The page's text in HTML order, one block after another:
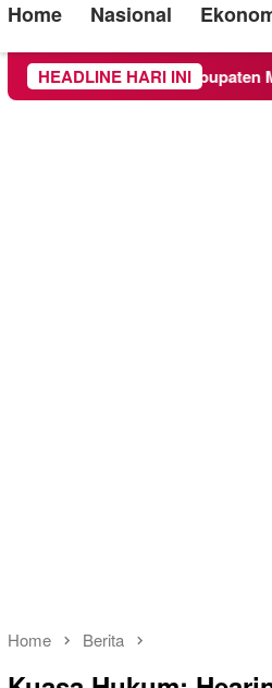
Home Nasional
HEADLINE HARI INI
Wilayah Kabupaten Malang,
Home Berita